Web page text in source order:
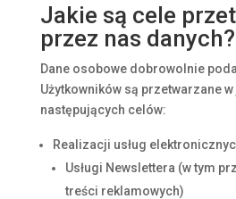
Jakie są cele
przez nas danych?
Dane osobowe dobrowolnie
Użytkowników są przetwarzane
następujących celów:
Realizacji usług
Usługi Newslettera (w tym
treści reklamowych)